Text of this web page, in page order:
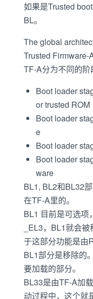
如果是Trusted
BL。
The global
Trusted Firmware-
TF-A分为不同的阶
Boot loader
or trusted ROM
Boot loader
e
Boot loader
Boot loader
ware
BL1, BL2和BL32
在TF-A里的。
BL1 目前是可选项
_EL3，BL1就会
于这部分功能是由
BL1部分是移除的
要加载的部分。
BL33是由TF-A加
动过程中，这个就